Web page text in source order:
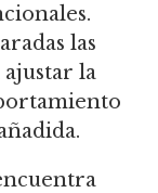
las
la